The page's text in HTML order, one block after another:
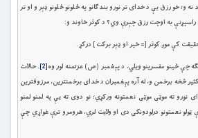
و؛ خو رزق يې د خدای تر نورو بندګانو په ځلونو ځلونو ډېر و او تر
راسپړنې به اوچت رزق چېرې وي؟ د کوثر خاوند و:
چې ځينو مفسرینو ويلي، د پېغمبر (ص) عزتمنه لور وه[2] . حالات
برخمن و، له آره پېِغمبران د خدای برخمنترين، مرزوقترين
نورو ته موټی موټی نعمتونه ورکړي؛ نو دوی ته يې په لمنو لمنو
نعمتونو درلودونکی دی او ولايت لري، هرومرو ترې غواړي چې